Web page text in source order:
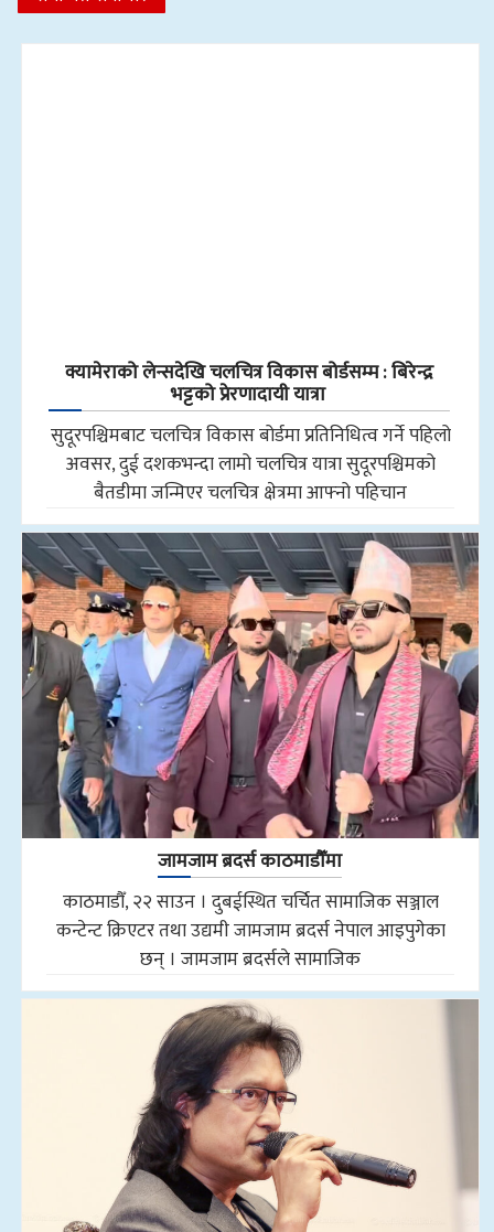
क्यामेराको लेन्सदेखि चलचित्र विकास बोर्डसम्म : बिरेन्द्र
भट्टको प्रेरणादायी यात्रा
सुदूरपश्चिमबाट चलचित्र विकास बोर्डमा प्रतिनिधित्व गर्ने पहिलो
अवसर, दुई दशकभन्दा लामो चलचित्र यात्रा सुदूरपश्चिमको
बैतडीमा जन्मिएर चलचित्र क्षेत्रमा आफ्नो पहिचान
जामजाम ब्रदर्स काठमाडौँमा
काठमाडौँ, २२ साउन । दुबईस्थित चर्चित सामाजिक सञ्जाल
कन्टेन्ट क्रिएटर तथा उद्यमी जामजाम ब्रदर्स नेपाल आइपुगेका
छन् । जामजाम ब्रदर्सले सामाजिक